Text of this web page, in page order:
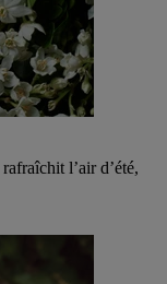
l’air d’été,